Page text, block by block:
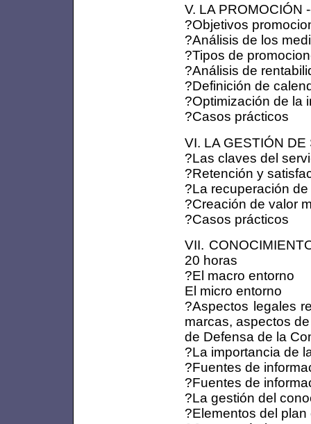
V. LA PROMOCIÓN
?Objetivos
?Análisis de los
?Tipos de
?Análisis de
?Definición de
?Optimización de la
?Casos prácticos
VI. LA GESTIÓN
?Las claves del
?Retención y
?La recuperación
?Creación de valor
?Casos prácticos
VII.
20 horas
?El macro entorno
El micro entorno
?Aspectos legales
marcas, aspectos
de Defensa de la
?La importancia de
?Fuentes de
?Fuentes de
?La gestión del
?Elementos del